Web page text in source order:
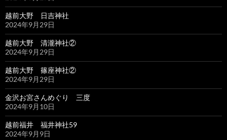
越前大野 日吉神社
2024年9月29日
越前大野 清瀧神社②
2024年9月29日
越前大野 篠座神社②
2024年9月29日
金沢お宮さんめぐり 三度
2024年9月10日
越前福井 福井神社59
2024年9月9日